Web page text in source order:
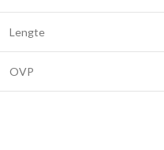
Lengte
OVP